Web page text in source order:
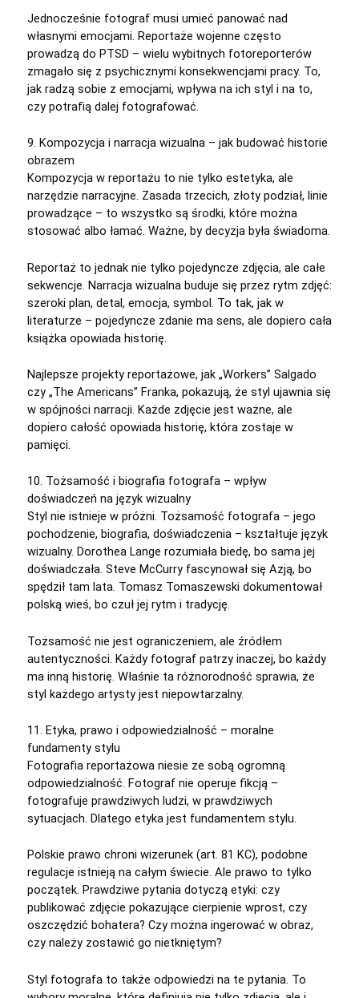
Jednocześnie fotograf musi umieć panować nad
własnymi emocjami. Reportaże wojenne często
prowadzą do PTSD – wielu wybitnych fotoreporterów
zmagało się z psychicznymi konsekwencjami pracy. To,
jak radzą sobie z emocjami, wpływa na ich styl i na to,
czy potrafią dalej fotografować.
9. Kompozycja i narracja wizualna – jak budować historie
obrazem
Kompozycja w reportażu to nie tylko estetyka, ale
narzędzie narracyjne. Zasada trzecich, złoty podział, linie
prowadzące – to wszystko są środki, które można
stosować albo łamać. Ważne, by decyzja była świadoma.
Reportaż to jednak nie tylko pojedyncze zdjęcia, ale całe
sekwencje. Narracja wizualna buduje się przez rytm zdjęć:
szeroki plan, detal, emocja, symbol. To tak, jak w
literaturze – pojedyncze zdanie ma sens, ale dopiero cała
książka opowiada historię.
Najlepsze projekty reportażowe, jak „Workers” Salgado
czy „The Americans” Franka, pokazują, że styl ujawnia się
w spójności narracji. Każde zdjęcie jest ważne, ale
dopiero całość opowiada historię, która zostaje w
pamięci.
10. Tożsamość i biografia fotografa – wpływ
doświadczeń na język wizualny
Styl nie istnieje w próżni. Tożsamość fotografa – jego
pochodzenie, biografia, doświadczenia – kształtuje język
wizualny. Dorothea Lange rozumiała biedę, bo sama jej
doświadczała. Steve McCurry fascynował się Azją, bo
spędził tam lata. Tomasz Tomaszewski dokumentował
polską wieś, bo czuł jej rytm i tradycję.
Tożsamość nie jest ograniczeniem, ale źródłem
autentyczności. Każdy fotograf patrzy inaczej, bo każdy
ma inną historię. Właśnie ta różnorodność sprawia, że
styl każdego artysty jest niepowtarzalny.
11. Etyka, prawo i odpowiedzialność – moralne
fundamenty stylu
Fotografia reportażowa niesie ze sobą ogromną
odpowiedzialność. Fotograf nie operuje fikcją –
fotografuje prawdziwych ludzi, w prawdziwych
sytuacjach. Dlatego etyka jest fundamentem stylu.
Polskie prawo chroni wizerunek (art. 81 KC), podobne
regulacje istnieją na całym świecie. Ale prawo to tylko
początek. Prawdziwe pytania dotyczą etyki: czy
publikować zdjęcie pokazujące cierpienie wprost, czy
oszczędzić bohatera? Czy można ingerować w obraz,
czy należy zostawić go nietkniętym?
Styl fotografa to także odpowiedzi na te pytania. To